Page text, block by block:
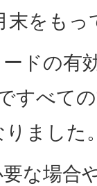
末をも
ドの有
すべて
りました
な場合